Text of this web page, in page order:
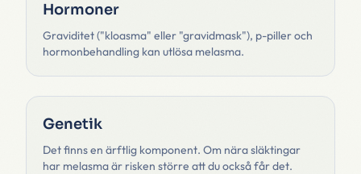
Hormoner
Graviditet ("kloasma" eller "gravidmask"), p-piller och
hormonbehandling kan utlösa melasma.
Genetik
Det finns en ärftlig komponent. Om nära släktingar
har melasma är risken större att du också får det.